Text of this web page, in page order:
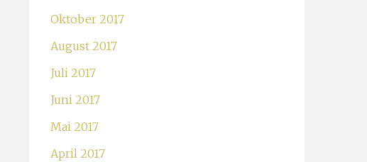
Oktober 2017
August 2017
Juli 2017
Juni 2017
Mai 2017
April 2017